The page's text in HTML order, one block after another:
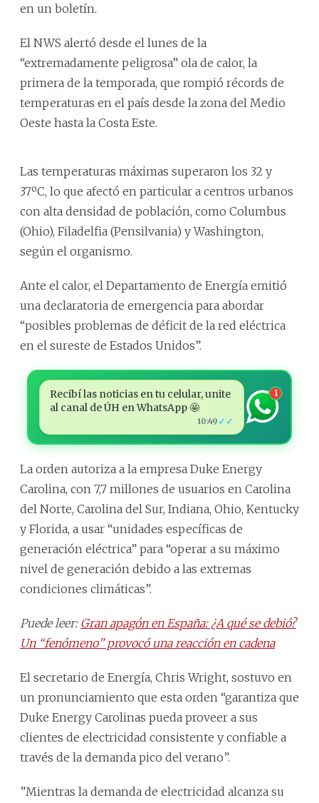
en un boletín.
El NWS alertó desde el lunes de la
“extremadamente peligrosa” ola de calor, la
primera de la temporada, que rompió récords de
temperaturas en el país desde la zona del Medio
Oeste hasta la Costa Este.
Las temperaturas máximas superaron los 32 y
37ºC, lo que afectó en particular a centros urbanos
con alta densidad de población, como Columbus
(Ohio), Filadelfia (Pensilvania) y Washington,
según el organismo.
Ante el calor, el Departamento de Energía emitió
una declaratoria de emergencia para abordar
“posibles problemas de déficit de la red eléctrica
en el sureste de Estados Unidos”.
Recibí las noticias en tu celular, unite
al canal de ÚH en WhatsApp 🤩
10:49 ✓✓
1
La orden autoriza a la empresa Duke Energy
Carolina, con 7,7 millones de usuarios en Carolina
del Norte, Carolina del Sur, Indiana, Ohio, Kentucky
y Florida, a usar “unidades específicas de
generación eléctrica” para “operar a su máximo
nivel de generación debido a las extremas
condiciones climáticas”.
Puede leer: Gran apagón en España: ¿A qué se debió?
Un “fenómeno” provocó una reacción en cadena
El secretario de Energía, Chris Wright, sostuvo en
un pronunciamiento que esta orden “garantiza que
Duke Energy Carolinas pueda proveer a sus
clientes de electricidad consistente y confiable a
través de la demanda pico del verano”.
”Mientras la demanda de electricidad alcanza su